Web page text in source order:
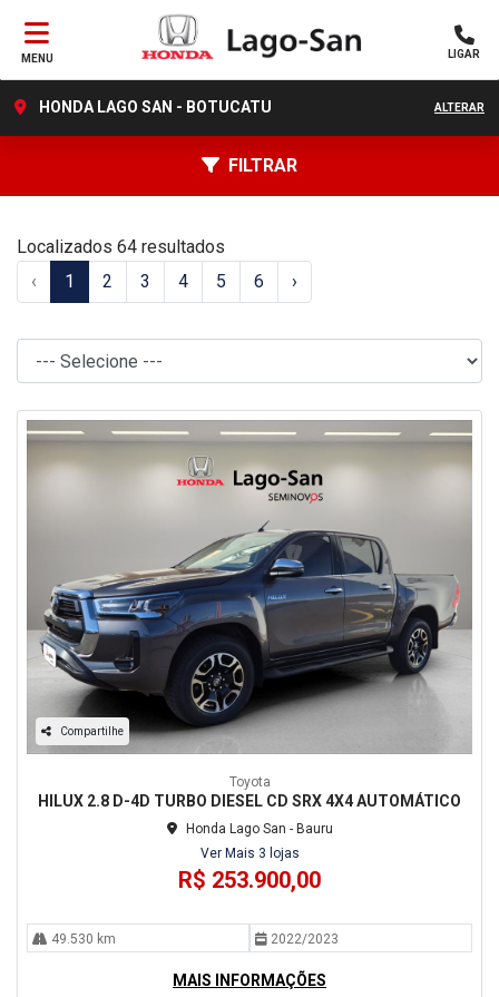
MENU LIGAR
HONDA LAGO SAN - BOTUCATU ALTERAR
Localizados 64 resultados
‹
1 2 3 4 5 6 ›
FILTRAR
Compartilhe
Toyota
HILUX 2.8 D-4D TURBO DIESEL CD SRX 4X4 AUTOMÁTICO
Honda Lago San - Bauru
Ver Mais 3 lojas
R$ 253.900,00
49.530 km 2022/2023
MAIS INFORMAÇÕES